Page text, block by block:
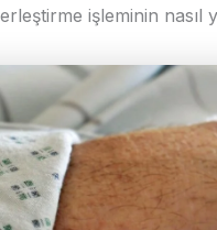
işleminin nasıl